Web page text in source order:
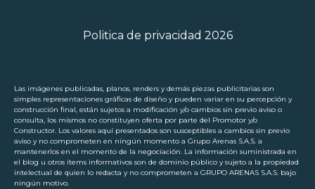
Politica de privacidad 2026
Las imágenes publicadas, planos, renders y demás piezas publicitarias son
simples representaciones gráficas de diseño y pueden variar en su percepción y
construcción final, están sujetos a modificación y/o cambios sin previo aviso o
consulta, los mismos no constituyen oferta por parte del Promotor y/o
Constructor. Los valores aquí presentados son susceptibles a cambios sin previo
aviso y no comprometen en ningún momento a Grupo Arenas S.A.S. a
mantenerlos en el momento de la negociación. La información suministrada en
el blog u otros ítems informativos son de dominio público y sujeto a la propiedad
intelectual de quien lo redacta y no comprometen a GRUPO ARENAS S.A.S. bajo
ningún motivo.